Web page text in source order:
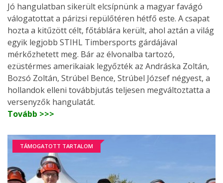
Jó hangulatban sikerült elcsípnünk a magyar favágó
válogatottat a párizsi repülőtéren hétfő este. A csapat
hozta a kitűzött célt, főtáblára került, ahol aztán a világ
egyik legjobb STIHL Timbersports gárdájával
mérkőzhetett meg. Bár az élvonalba tartozó,
ezüstérmes amerikaiak legyőzték az Andráska Zoltán,
Bozsó Zoltán, Strúbel Bence, Strúbel József négyest, a
hollandok elleni továbbjutás teljesen megváltoztatta a
versenyzők hangulatát.
Tovább >>>
TÁMOGATOTT TARTALOM